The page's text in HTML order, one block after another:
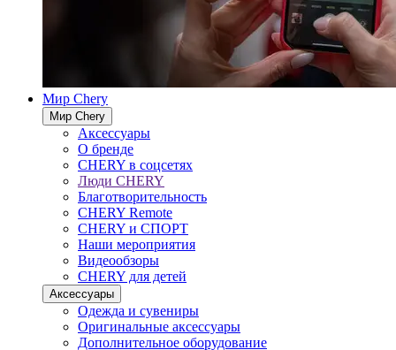
Мир Chery
Мир Chery
Аксессуары
О бренде
CHERY в соцсетях
Люди CHERY
Благотворительность
CHERY Remote
CHERY и СПОРТ
Наши мероприятия
Видеообзоры
CHERY для детей
Аксессуары
Одежда и сувениры
Оригинальные аксессуары
Дополнительное оборудование